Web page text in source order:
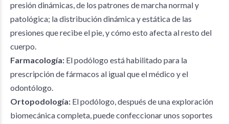
presión dinámicas, de los patrones de marcha normal y
patológica; la distribución dinámica y estática de las
presiones que recibe el pie, y cómo esto afecta al resto del
cuerpo.
Farmacología: El podólogo está habilitado para la
prescripción de fármacos al igual que el médico y el
odontólogo.
Ortopodología: El podólogo, después de una exploración
biomecánica completa, puede confeccionar unos soportes